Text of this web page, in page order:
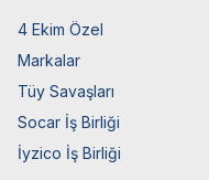
4 Ekim Özel
Markalar
Tüy Savaşları
Socar İş Birliği
İyzico İş Birliği